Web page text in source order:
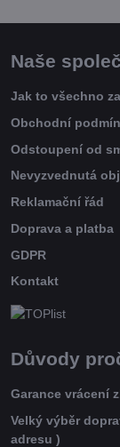
Naše
Jak to všechno
Obchodní
Odstoupení od
Nevyzvednutá
Reklamační řád
Doprava a platba
GDPR
Kontakt
Důvody
Garance vrácení
Velký výběr
adresu )